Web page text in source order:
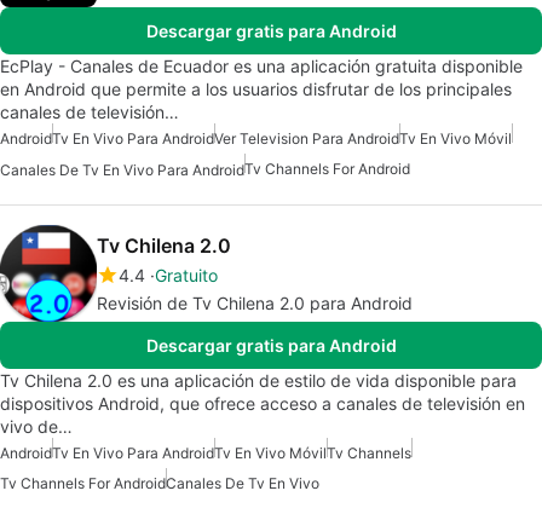
Descargar gratis para Android
EcPlay - Canales de Ecuador es una aplicación gratuita disponible
en Android que permite a los usuarios disfrutar de los principales
canales de televisión…
AndroidTv En Vivo Para AndroidVer Television Para AndroidTv En Vivo Móvil
Canales De Tv En Vivo Para AndroidTv Channels For Android
Tv Chilena 2.0
4.4 Gratuito
Revisión de Tv Chilena 2.0 para Android
Descargar gratis para Android
Tv Chilena 2.0 es una aplicación de estilo de vida disponible para
dispositivos Android, que ofrece acceso a canales de televisión en
vivo de…
AndroidTv En Vivo Para AndroidTv En Vivo MóvilTv Channels
Tv Channels For AndroidCanales De Tv En Vivo